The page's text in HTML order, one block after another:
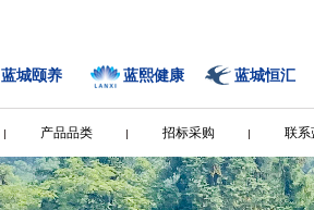
蓝城颐养 蓝熙健康 蓝城恒汇
产品品类 招标采购 联系